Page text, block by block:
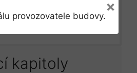
kapitoly
provozovatele budovy.
×